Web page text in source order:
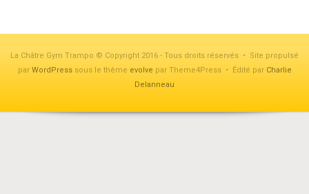
La Châtre Gym Trampo © Copyright 2016 - Tous droits réservés • Site propulsé
par WordPresssous le thème evolve par Theme4Press • Édité par Charlie
Delanneau